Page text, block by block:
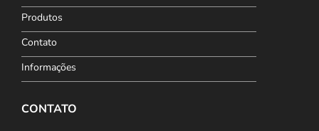
Produtos
Contato
Informações
CONTATO